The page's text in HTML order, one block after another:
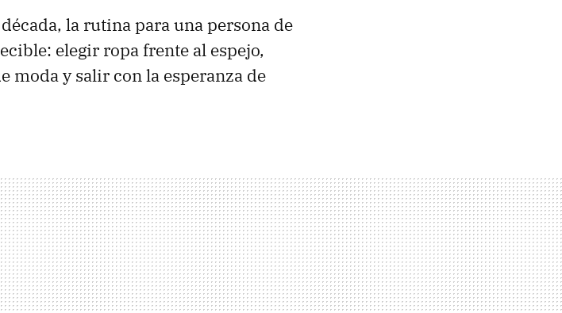
la rutina para una persona de
elegir ropa frente al espejo,
moda y salir con la esperanza de